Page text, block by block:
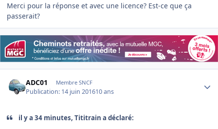
Merci pour la réponse et avec une licence? Est-ce que ça
passerait?
ADC01 Membre SNCF
Publication: 14 juin 201610 ans
il y a 34 minutes, Tititrain a déclaré: